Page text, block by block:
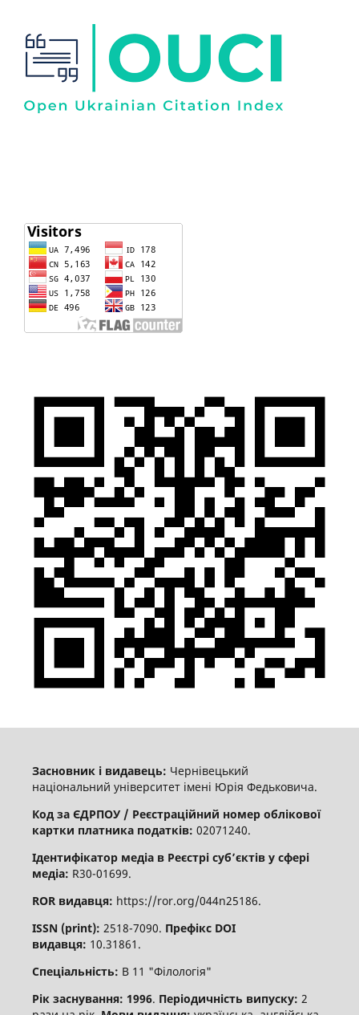
Засновник і видавець: Чернівецький
національний університет імені Юрія Федьковича.
Код за ЄДРПОУ / Реєстраційний номер облікової
картки платника податків: 02071240.
Ідентифікатор медіа в Реєстрі суб’єктів у сфері
медіа: R30-01699.
ROR видавця: https://ror.org/044n25186.
ISSN (print): 2518-7090. Префікс DOI
видавця: 10.31861.
Спеціальність: В 11 "Філологія"
Рік заснування: 1996. Періодичність випуску: 2